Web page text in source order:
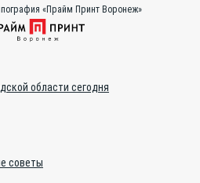
«Прайм Принт Воронеж»
области сегодня
советы